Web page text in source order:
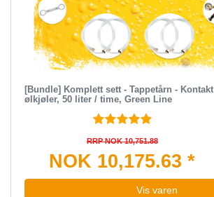
[Bundle] Komplett sett - Tappetårn -
ølkjøler, 50 liter / time, Green Line
RRP NOK 10,751.88
NOK 10,175.63 *
Vis varen